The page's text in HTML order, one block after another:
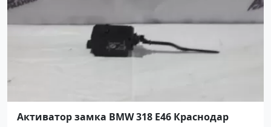
Активатор замка BMW 318 E46 Краснодар